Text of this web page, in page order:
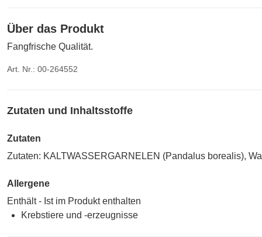
Über das Produkt
Fangfrische Qualität.
Art. Nr.: 00-264552
Zutaten und Inhaltsstoffe
Zutaten
Zutaten: KALTWASSERGARNELEN (Pandalus borealis),
Allergene
Enthält - Ist im Produkt enthalten
Krebstiere und -erzeugnisse